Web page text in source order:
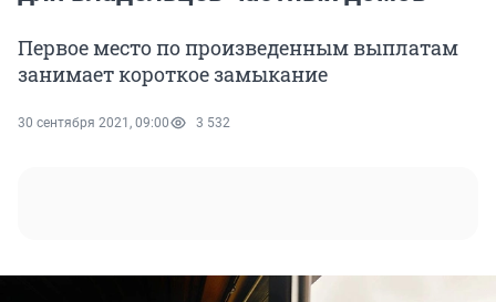
Первое место по произведенным выплатам
занимает короткое замыкание
30 сентября 2021, 09:00 3 532